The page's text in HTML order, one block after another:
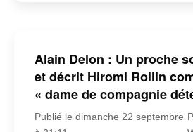
Alain Delon : Un proche
et décrit Hiromi Rollin
« dame de compagnie
Publié le dimanche 22 septembre